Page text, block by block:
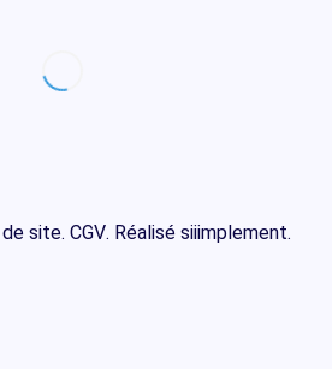
de site. CGV. Réalisé siiimplement.